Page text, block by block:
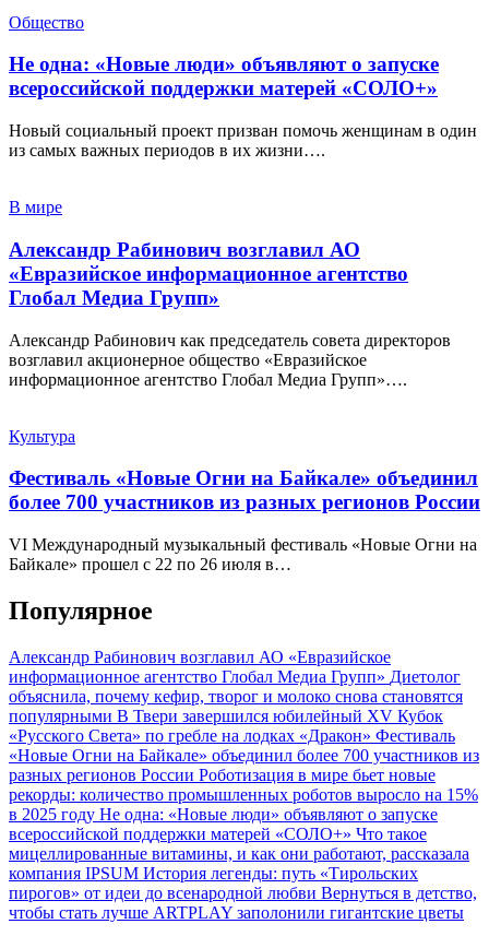
Общество
Не одна: «Новые люди» объявляют о запуске
всероссийской поддержки матерей «СОЛО+»
Новый социальный проект призван помочь женщинам в один
из самых важных периодов в их жизни….
В мире
Александр Рабинович возглавил АО
«Евразийское информационное агентство
Глобал Медиа Групп»
Александр Рабинович как председатель совета директоров
возглавил акционерное общество «Евразийское
информационное агентство Глобал Медиа Групп»….
Культура
Фестиваль «Новые Огни на Байкале» объединил
более 700 участников из разных регионов России
VI Международный музыкальный фестиваль «Новые Огни на
Байкале» прошел с 22 по 26 июля в…
Популярное
Александр Рабинович возглавил АО «Евразийское
информационное агентство Глобал Медиа Групп» Диетолог
объяснила, почему кефир, творог и молоко снова становятся
популярными В Твери завершился юбилейный XV Кубок
«Русского Света» по гребле на лодках «Дракон» Фестиваль
«Новые Огни на Байкале» объединил более 700 участников из
разных регионов России Роботизация в мире бьет новые
рекорды: количество промышленных роботов выросло на 15%
в 2025 году Не одна: «Новые люди» объявляют о запуске
всероссийской поддержки матерей «СОЛО+» Что такое
мицеллированные витамины, и как они работают, рассказала
компания IPSUM История легенды: путь «Тирольских
пирогов» от идеи до всенародной любви Вернуться в детство,
чтобы стать лучше ARTPLAY заполонили гигантские цветы